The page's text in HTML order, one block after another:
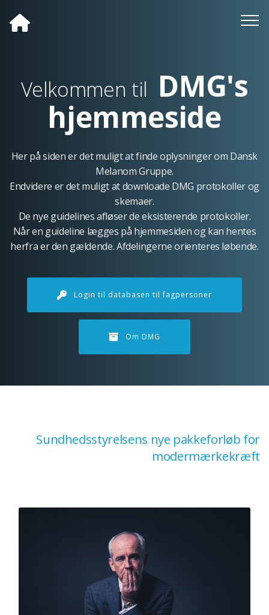
Velkommen til DMG's
hjemmeside
Her på siden er det muligt at finde oplysninger om Dansk
Melanom Gruppe.
Endvidere er det muligt at downloade DMG protokoller og
skemaer.
De nye guidelines afløser de eksisterende protokoller.
Når en guideline lægges på hjemmesiden og kan hentes
herfra er den gældende. Afdelingerne orienteres løbende.
Login til databasen til fagpersoner
Om DMG
Sundhedsstyrelsens nye pakkeforløb for
modermærkekræft